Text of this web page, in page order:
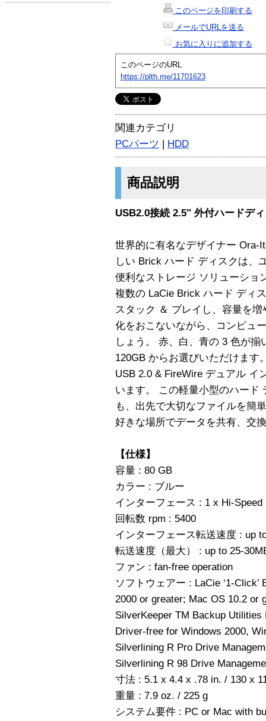
このページを印刷する
メールでURLを送る
お気に入りに追加する
このページのURL
https://plth.me/11701623
関連カテゴリ
PCパーツ | HDD
商品説明
USB2.0接続 2.5″ 外付ハードデ
世界的に有名なデザイナー Ora-
しい Brick ハード ディスクは、
便利なストレージ ソリューショ
複数の LaCie Brick ハード ディ
スタック ＆ プレイし、容量を
化をおこないながら、コンピュ
しょう。 赤、白、青の 3 色が揃
120GB からお選びいただけます
USB 2.0 & FireWire デュアル イ
います。 この軽量小型のハード
も、出先で大切なファイルを簡
好きな場所でデータを共有、交
【仕様】
容量 : 80 GB
カラー : ブルー
インターフェース : 1 x Hi-Speed
回転数 rpm : 5400
インターフェース転送速度 : up
転送速度（最大） : up to 25-
ファン : fan-free operation
ソフトウェアー : LaCie ‘1-
2000 or greater; Mac OS 10.2 or
SilverKeeper TM Backup
Driver-free for Windows 2000,
Silverlining R Pro Drive
Silverlining R 98 Drive
寸法 : 5.1 x 4.4 x .78 in. / 130 x
重量 : 7.9 oz. / 225 g
システム要件 : PC or Mac with